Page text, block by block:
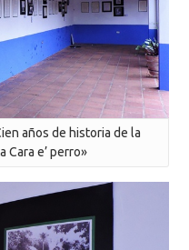
años de historia de la
Cara e’ perro»